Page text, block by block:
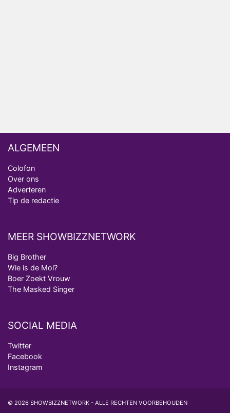
ALGEMEEN
Colofon
Over ons
Adverteren
Tip de redactie
MEER SHOWBIZZNETWORK
Big Brother
Wie is de Mol?
Boer Zoekt Vrouw
The Masked Singer
SOCIAL MEDIA
Twitter
Facebook
Instagram
© 2026 SHOWBIZZNETWORK - ALLE RECHTEN VOORBEHOUDEN